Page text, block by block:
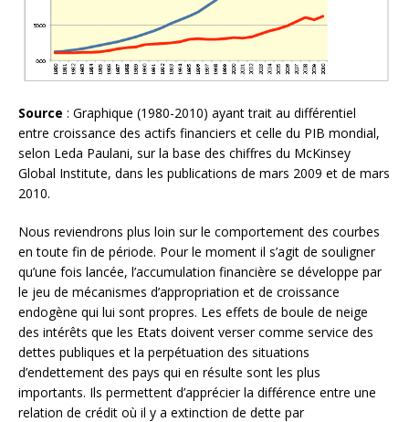
Source : Graphique (1980-2010) ayant trait au différentiel
entre croissance des actifs financiers et celle du PIB mondial,
selon Leda Paulani, sur la base des chiffres du McKinsey
Global Institute, dans les publications de mars 2009 et de mars
2010.
Nous reviendrons plus loin sur le comportement des courbes
en toute fin de période. Pour le moment il s’agit de souligner
qu’une fois lancée, l’accumulation financière se développe par
le jeu de mécanismes d’appropriation et de croissance
endogène qui lui sont propres. Les effets de boule de neige
des intérêts que les Etats doivent verser comme service des
dettes publiques et la perpétuation des situations
d’endettement des pays qui en résulte sont les plus
importants. Ils permettent d’apprécier la différence entre une
relation de crédit où il y a extinction de dette par